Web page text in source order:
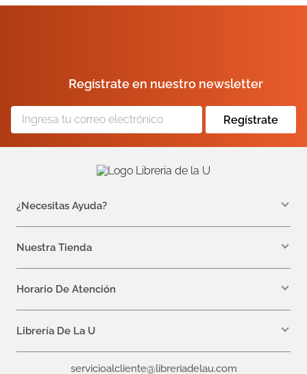
Regístrate en nuestro newsletter
Regístrate
¿Necesitas Ayuda?
WhatsApp +57 310 7157616
servicioalcliente@libreriadelau.com
Nuestra Tienda
Librería de la U - Teusaquillo
Calle 32a # 19- 24
Horario De Atención
Lunes, Jueves y Viernes: 7:00 a.m a 5:00 p.m
Martes y Miércoles: 7:00 a.m a 6:00 p.m.
Librería De La U
¿Quiénes somos?
servicioalcliente@libreriadelau.com